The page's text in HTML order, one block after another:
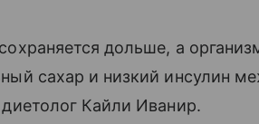
дольше, а
сахар и низкий инсулин
диетолог Кайли Иванир.